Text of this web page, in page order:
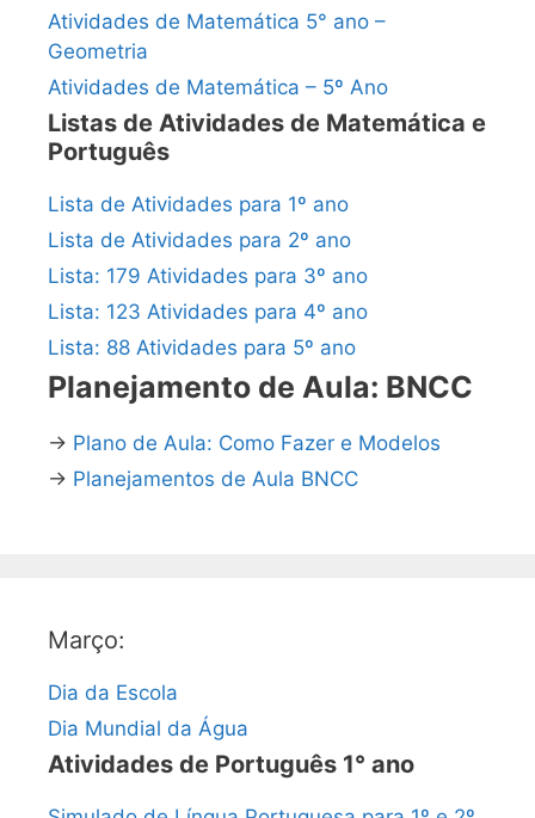
Atividades de Matemática 5° ano –
Geometria
Atividades de Matemática – 5º Ano
Listas de Atividades de Matemática e
Português
Lista de Atividades para 1º ano
Lista de Atividades para 2º ano
Lista: 179 Atividades para 3º ano
Lista: 123 Atividades para 4º ano
Lista: 88 Atividades para 5º ano
Planejamento de Aula: BNCC
→ Plano de Aula: Como Fazer e Modelos
→ Planejamentos de Aula BNCC
Março:
Dia da Escola
Dia Mundial da Água
Atividades de Português 1° ano